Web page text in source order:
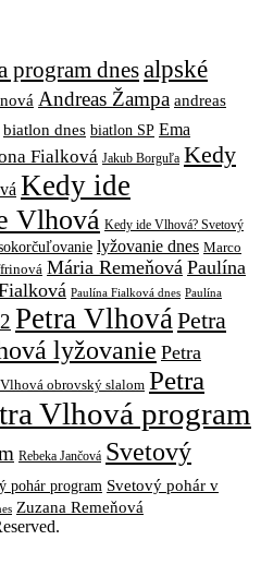
program dnesalpské
Andreas Žampa andreas
biatlon dnes biatlon SP Ema
Fialková Jakub Borguľa Kedy
Kedy ide
Vlhová Kedy ide Vlhová? Svetový
lyžovanie dnes Marco
Mária Remeňová Paulína
Paulína Fialková dnes Paulína
Petra Vlhová Petra
lyžovanie Petra
Vlhová obrovský slalom Petra
Vlhová program
Rebeka Jančová Svetový
pohár program Svetový pohár v
Zuzana Remeňová